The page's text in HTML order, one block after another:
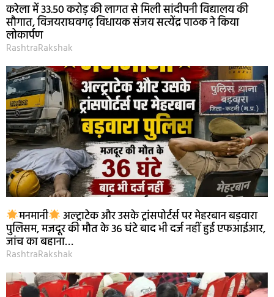
करेला में 33.50 करोड़ की लागत से मिली सांदीपनी विद्यालय की
सौगात, विजयराघवगढ़ विधायक संजय सत्येंद्र पाठक ने किया
लोकार्पण
RashtraRakshak
मनमानी अल्ट्राटेक और उसके ट्रांसपोर्टर्स पर मेहरबान बड़वारा
पुलिसम, मजदूर की मौत के 36 घंटे बाद भी दर्ज नहीं हुई एफआईआर,
जांच का बहाना…
RashtraRakshak